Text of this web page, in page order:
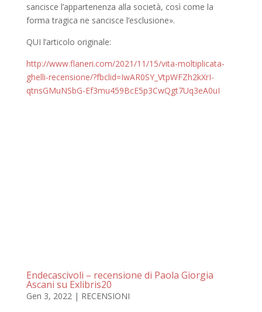
sancisce l’appartenenza alla società, così come la
forma tragica ne sancisce l’esclusione».
QUI l’articolo originale:
http://www.flaneri.com/2021/11/15/vita-moltiplicata-
ghelli-recensione/?fbclid=IwAR0SY_VtpWFZh2kXrI-
qtnsGMuNSbG-Ef3mu459BcE5p3CwQgt7Uq3eA0uI
Endecascivoli – recensione di Paola Giorgia
Ascani su Exlibris20
Gen 3, 2022| RECENSIONI